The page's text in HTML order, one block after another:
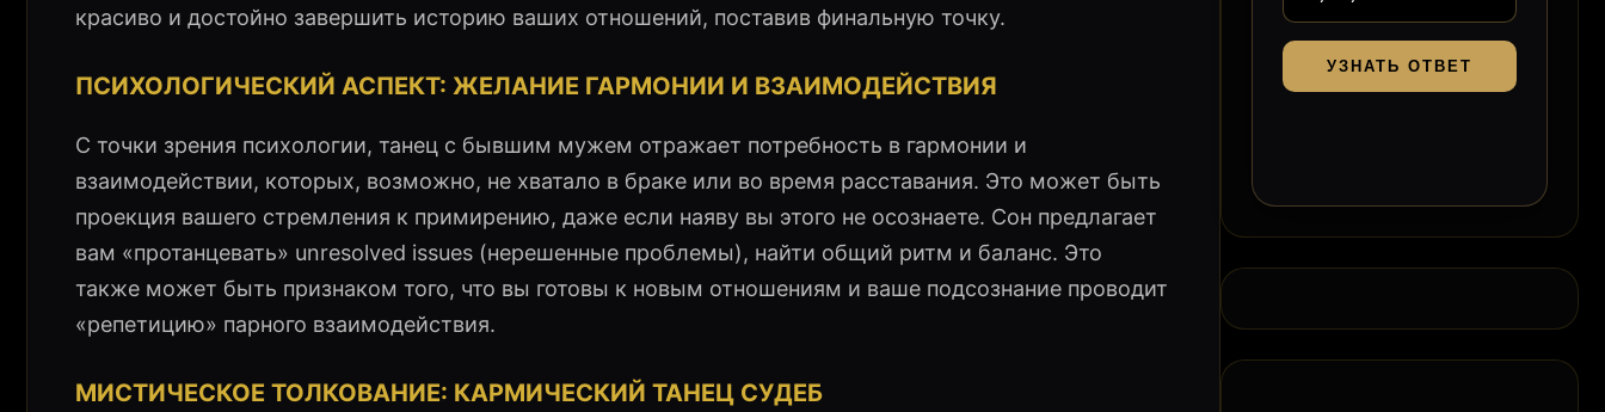
красиво и достойно завершить историю ваших отношений, поставив финальную точку.
ПСИХОЛОГИЧЕСКИЙ АСПЕКТ: ЖЕЛАНИЕ ГАРМОНИИ И ВЗАИМОДЕЙСТВИЯ
С точки зрения психологии, танец с бывшим мужем отражает потребность в гармонии и
взаимодействии, которых, возможно, не хватало в браке или во время расставания. Это может быть
проекция вашего стремления к примирению, даже если наяву вы этого не осознаете. Сон предлагает
вам «протанцевать» unresolved issues (нерешенные проблемы), найти общий ритм и баланс. Это
также может быть признаком того, что вы готовы к новым отношениям и ваше подсознание проводит
«репетицию» парного взаимодействия.
МИСТИЧЕСКОЕ ТОЛКОВАНИЕ: КАРМИЧЕСКИЙ ТАНЕЦ СУДЕБ
УЗНАТЬ ОТВЕТ